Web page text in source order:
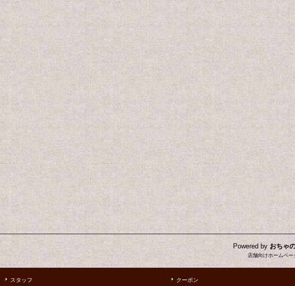
Powered by おちゃ
店舗向けホームペー
スタッフ クーポン